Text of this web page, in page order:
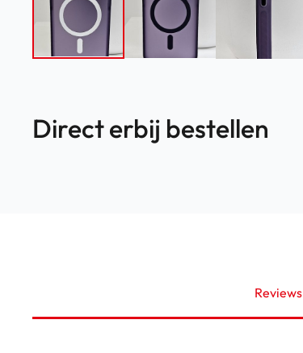
Direct erbij bestellen
Reviews